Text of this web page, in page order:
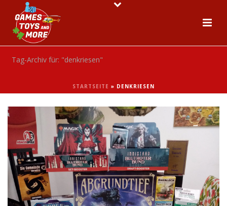
Tag-Archiv für: "denkriesen"
STARTSEITE » DENKRIESEN